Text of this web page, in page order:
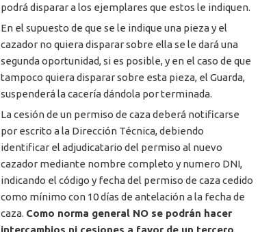
podrá disparar a los ejemplares que estos le indiquen.
En el supuesto de que se le indique una pieza y el
cazador no quiera disparar sobre ella se le dará una
segunda oportunidad, si es posible, y en el caso de que
tampoco quiera disparar sobre esta pieza, el Guarda,
suspenderá la cacería dándola por terminada.
La cesión de un permiso de caza deberá notificarse
por escrito a la Dirección Técnica, debiendo
identificar el adjudicatario del permiso al nuevo
cazador mediante nombre completo y numero DNI,
indicando el código y fecha del permiso de caza cedido
como mínimo con 10 días de antelación a la fecha de
caza. Como norma general NO se podrán hacer
intercambios ni cesiones a favor de un tercero